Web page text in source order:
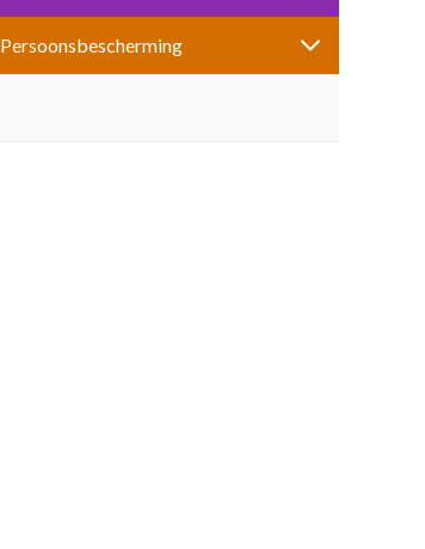
Persoonsbescherming